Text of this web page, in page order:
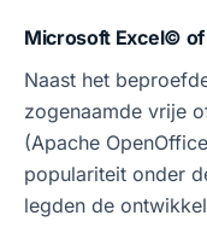
Microsoft Excel© of
Naast het
zogenaamde vrije
(Apache
populariteit onder
legden de